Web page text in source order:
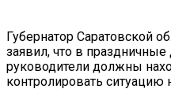
Губернатор Саратовской
заявил, что в
руководители должны
контролировать ситуацию